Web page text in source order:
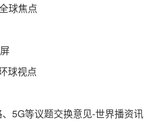
球焦点
球视点
5G等议题交换意见-世界播资讯